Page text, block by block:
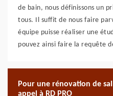
de bain, nous définissons un
tous. Il suffit de nous faire
équipe puisse réaliser une
pouvez ainsi faire la requête
Pour une rénovation de
appel à RD PRO